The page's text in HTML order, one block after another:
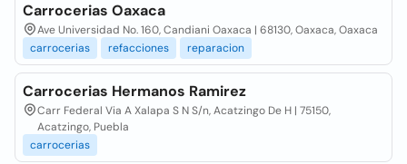
Carrocerias Oaxaca
Ave Universidad No. 160, Candiani Oaxaca | 68130, Oaxaca, Oaxaca
carrocerias
refacciones reparacion
Carrocerias Hermanos Ramirez
Carr Federal Via A Xalapa S N S/n, Acatzingo De H | 75150,
Acatzingo, Puebla
carrocerias